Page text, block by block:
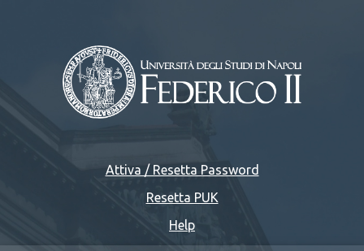
Attiva / Resetta Password
Resetta PUK
Help